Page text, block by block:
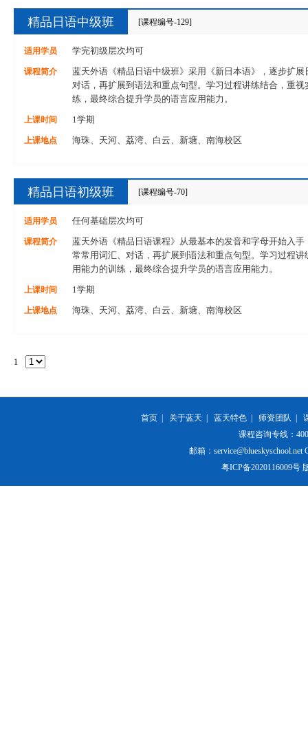
精品日语中级班 [课程编号-129]
适用学员 学完初级层次均可
课程简介
蓝天外语《精品日语中级班》采用《新日本语》，逐步扩展
对话，再扩展到语法和重点句型。学习过程讲练结合，重视
练，最终综合提升学员的语言应用能力。
上课时间 1学期
上课地点 海珠、天河、荔湾、白云、新塘、南海校区
精品日语初级班 [课程编号-70]
适用学员 任何基础层次均可
课程简介
蓝天外语《精品日语课程》从最基本的发音和字母开始入手
常常用词汇、对话，再扩展到语法和重点句型。学习过程讲
用能力的训练，最终综合提升学员的语言应用能力。
上课时间 1学期
上课地点 海珠、天河、荔湾、白云、新塘、南海校区
1
首页 关于蓝天 蓝天特色 师资团队
课程咨询专线：
邮箱：service@blueskyschool.net
粤ICP备2020116009号